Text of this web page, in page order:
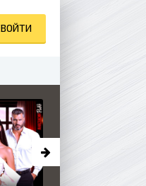
ВОЙТИ